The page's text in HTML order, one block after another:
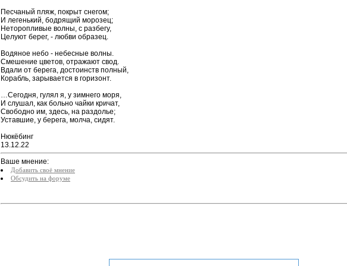
Песчаный пляж, покрыт снегом;
И легенький, бодрящий морозец;
Неторопливые волны, с разбегу,
Целуют берег, - любви образец.
Водяное небо - небесные волны.
Смешение цветов, отражают свод.
Вдали от берега, достоинств полный,
Корабль, зарывается в горизонт.
…Сегодня, гулял я, у зимнего моря,
И слушал, как больно чайки кричат,
Свободно им, здесь, на раздолье;
Уставшие, у берега, молча, сидят.
Нюкёбинг
13.12.22
Ваше мнение:
Добавить своё мнение
Обсудить на форуме